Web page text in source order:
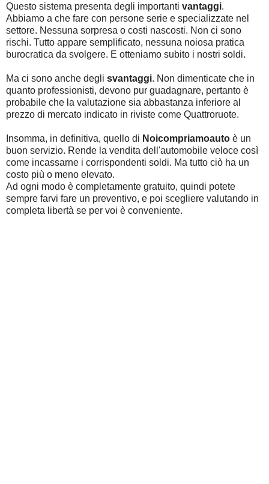
Questo sistema presenta degli importanti vantaggi.
Abbiamo a che fare con persone serie e specializzate nel
settore. Nessuna sorpresa o costi nascosti. Non ci sono
rischi. Tutto appare semplificato, nessuna noiosa pratica
burocratica da svolgere. E otteniamo subito i nostri soldi.
Ma ci sono anche degli svantaggi. Non dimenticate che in
quanto professionisti, devono pur guadagnare, pertanto è
probabile che la valutazione sia abbastanza inferiore al
prezzo di mercato indicato in riviste come Quattroruote.
Insomma, in definitiva, quello di Noicompriamoauto è un
buon servizio. Rende la vendita dell'automobile veloce così
come incassarne i corrispondenti soldi. Ma tutto ciò ha un
costo più o meno elevato.
Ad ogni modo è completamente gratuito, quindi potete
sempre farvi fare un preventivo, e poi scegliere valutando in
completa libertà se per voi è conveniente.